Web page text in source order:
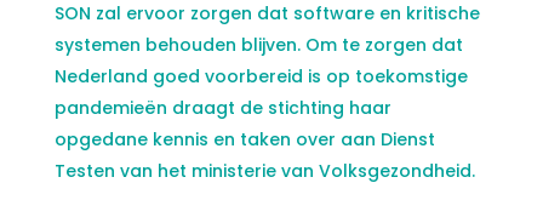
SON zal ervoor zorgen dat software en kritische
systemen behouden blijven. Om te zorgen dat
Nederland goed voorbereid is op toekomstige
pandemieën draagt de stichting haar
opgedane kennis en taken over aan Dienst
Testen van het ministerie van Volksgezondheid.